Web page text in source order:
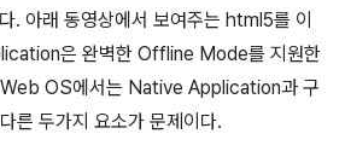
. 아래 동영상에서 보여주는 html5를 이
은 완벽한 Offline Mode를 지원한
OS에서는 Native Application과 구
른 두가지 요소가 문제이다.